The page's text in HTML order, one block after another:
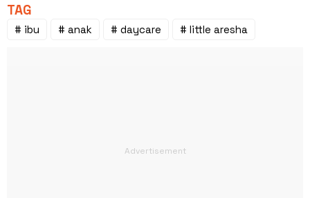
TAG
# ibu # anak # daycare # little aresha